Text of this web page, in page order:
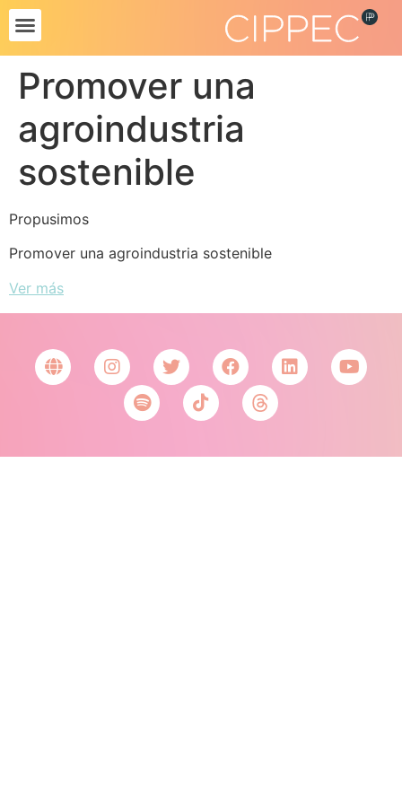
Promover una
agroindustria
sostenible
Propusimos
Promover una agroindustria sostenible
Ver más